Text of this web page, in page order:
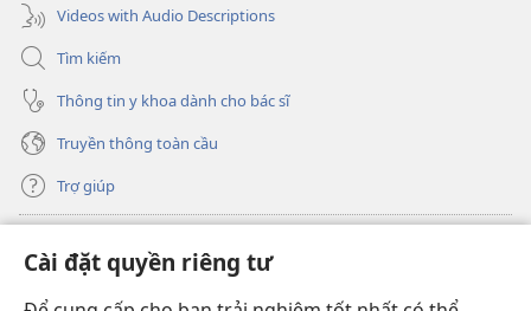
Cài đặt quyền riêng tư
Videos with Audio Descriptions
Tìm kiếm
Thông tin y khoa dành cho bác sĩ
Truyền thông toàn cầu
Trợ giúp
(mở
cửa
sổ